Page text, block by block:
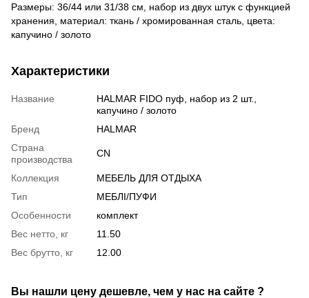
Размеры: 36/44 или 31/38 см, набор из двух штук с функцией
хранения, материал: ткань / хромированная сталь, цвета:
капучино / золото
Характеристики
Название
HALMAR FIDO пуф, набор из 2 шт.,
капучино / золото
Бренд
HALMAR
Страна
производства
CN
Коллекция
МЕБЕЛЬ ДЛЯ ОТДЫХА
Тип
МЕБЛІ/ПУФИ
Особенности
комплект
Вес нетто, кг
11.50
Вес брутто, кг
12.00
Вы нашли цену дешевле, чем у нас на сайте ?